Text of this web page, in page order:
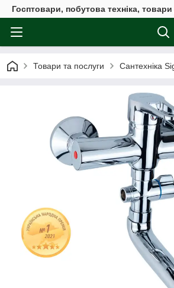
Госптовари, побутова техніка,
Товари та послуги Сантехніка